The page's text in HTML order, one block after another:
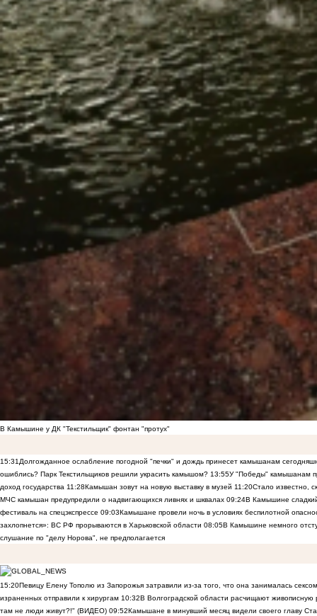
В Камышине у ДК "Текстильщик" фонтан "протух"
15:31Долгожданное ослабление погодной "печки" и дождь принесет камышанам
ошиблись? Парк Текстильщиков решили украсить камышом? 13:55У "Победы" камышанам
доход государства 11:28Камышан зовут на новую выставку в музей 11:20Стало известно,
МЧС камышан предупредили о надвигающихся ливнях и шквалах 09:24В Камышине
фестиваль на спецэкспрессе 09:03Камышане провели ночь в условиях беспилотной
захлопнется»: ВС РФ прорываются в Харьковской области 08:05В Камышине немного
слушание по "делу Норова", не предполагается
15:20Певицу Елену Тополю из Запорожья затравили из-за того, что она занималась
израненных отправили к хирургам 10:32В Волгоградской области расчищают
там не люди живут?!" (ВИДЕО) 09:52Камышане в минувший месяц видели своего главу